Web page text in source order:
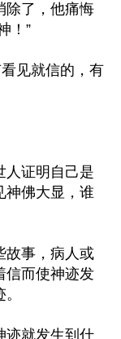
除了，他痛悔
！”
见就信的，有
人证明自己是
神佛大显，谁
故事，病人或
信而使神迹发
迹就发生到什